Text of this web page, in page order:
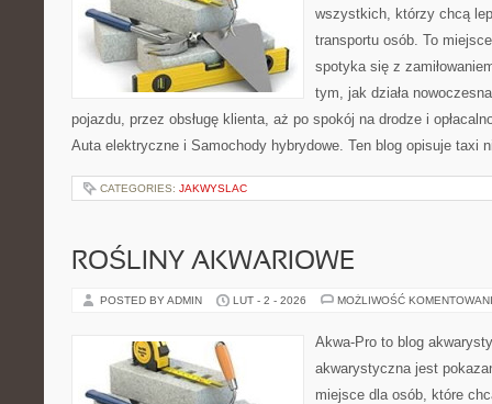
wszystkich, którzy chcą
transportu osób. To
spotyka się z
tym, jak działa
pojazdu, przez obsługę klienta, aż po spokój na drodze i
Auta elektryczne i Samochody hybrydowe. Ten blog opisuje taxi
CATEGORIES: JAKWYSLAC
ROŚLINY AKWARIOWE
POSTED BY ADMIN LUT - 2 - 2026 MOŻLIWOŚĆ
Akwa-Pro to blog
akwarystyczna jest
miejsce dla osób, które